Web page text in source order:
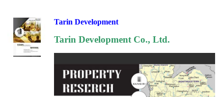
Tarin Development
Tarin Development Co., Ltd.